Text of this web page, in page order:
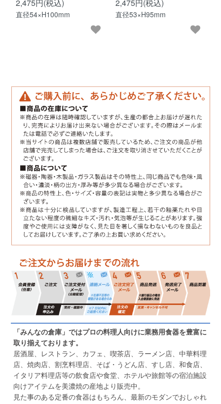
2,475円(税込)
直径54×H100mm
2,475円(税込)
直径53×H95mm
「みんなの倉庫」ではプロの料理人向けに業務用食器を豊富に
取り揃えております。
居酒屋、レストラン、カフェ、喫茶店、ラーメン店、中華料理
店、焼肉店、割烹料理店、そば・うどん店、すし店、和食店、
イタリア料理店等の飲食店や食堂、ホテルや旅館等の宿泊施設
向けアイテムを美濃焼の産地より販売中。
見た事のある定番の食器はもちろん、最新のモダンでおしゃれ